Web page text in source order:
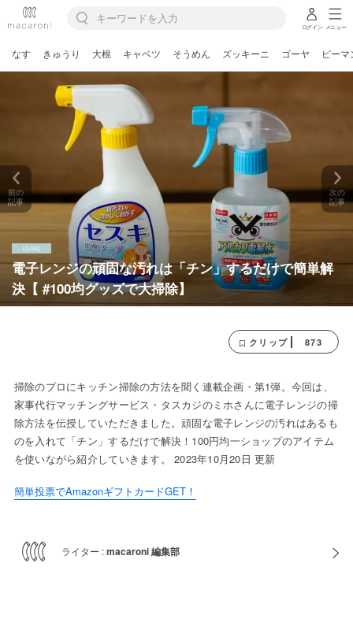
ログイン メニュー
なす きゅうり 大根 キャベツ そうめん ズッキーニ ゴーヤ ピーマ
電子レンジの頑固な汚れは「チン」するだけで簡単解
決【 #100均グッズで大掃除】
前の
記事
次の
記事
クリップ 873
掃除のプロにキッチン掃除の方法を聞く連載企画・第1弾。今回は、
家事代行マッチングサービス・タスカジのミホさんに電子レンジの掃
除方法を伝授していただきました。頑固な電子レンジの汚れはあるも
のを入れて「チン」するだけで解決！100円均一ショップのアイテム
を使いながら紹介していきます。 2023年10月20日 更新
簡単投票でAmazonギフトカードGET！
ライター :macaroni 編集部